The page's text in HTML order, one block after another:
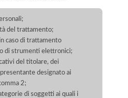
del trattamento;
caso di trattamento
di strumenti elettronici;
del titolare, dei
designato ai
2;
di soggetti ai quali i